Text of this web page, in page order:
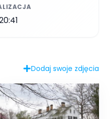
Dodaj swoje zdjęcia